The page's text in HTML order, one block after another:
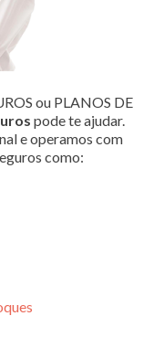
ou PLANOS DE
pode te ajudar.
e operamos com
como: